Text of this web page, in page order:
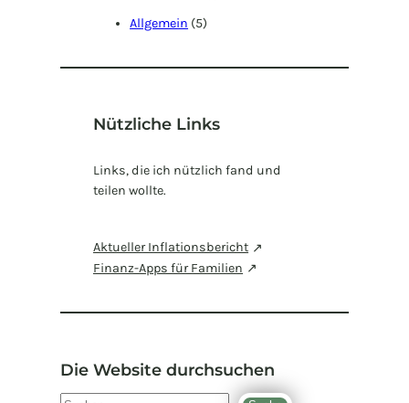
Allgemein (5)
Nützliche Links
Links, die ich nützlich fand und
teilen wollte.
Aktueller Inflationsbericht
Finanz-Apps für Familien
Die Website durchsuchen